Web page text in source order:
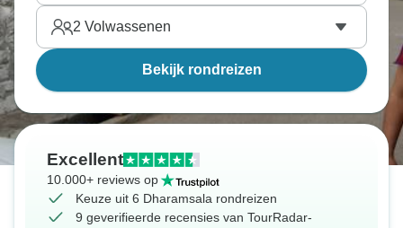
2 Volwassenen
Bekijk rondreizen
Excellent
10.000+ reviews op
Keuze uit 6 Dharamsala rondreizen
9 geverifieerde recensies van TourRadar-